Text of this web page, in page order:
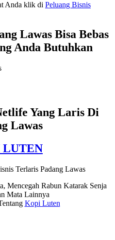
Anda klik di Peluang Bisnis
Lawas Bisa Bebas
Anda Butuhkan
Yang Laris Di
Lawas
Mencegah Rabun Katarak Senja
Mata Lainnya
Kopi Luten